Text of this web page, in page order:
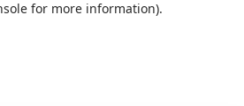
for more information).